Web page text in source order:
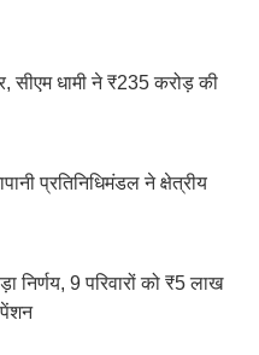
सीएम धामी ने ₹235 करोड़ की
प्रतिनिधिमंडल ने क्षेत्रीय
निर्णय, 9 परिवारों को ₹5 लाख
पेंशन